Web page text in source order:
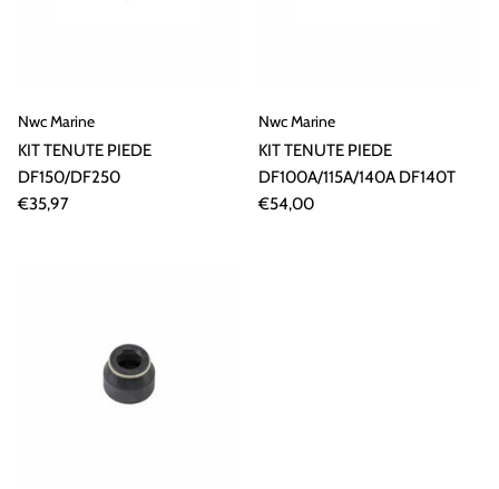
Nwc Marine
KIT TENUTE PIEDE
DF150/DF250
€35,97
Nwc Marine
KIT TENUTE PIEDE
DF100A/115A/140A DF140T
€54,00